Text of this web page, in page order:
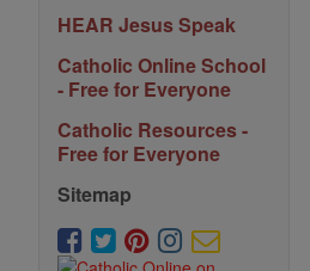
HEAR Jesus Speak
Catholic Online School
- Free for Everyone
Catholic Resources -
Free for Everyone
Sitemap